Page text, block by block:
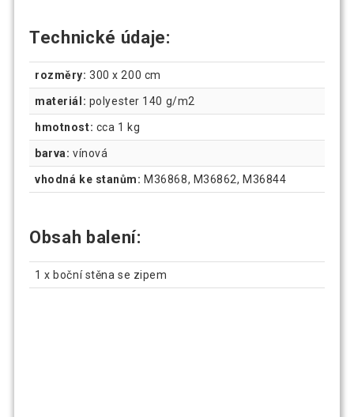
Technické údaje:
rozměry: 300 x 200 cm
materiál: polyester 140 g/m2
hmotnost: cca 1 kg
barva: vínová
vhodná ke stanům: M36868, M36862, M36844
Obsah balení:
1 x boční stěna se zipem